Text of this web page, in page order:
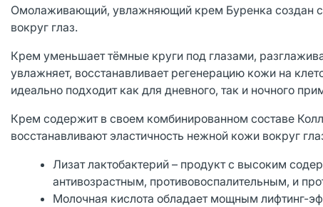
Омолаживающий, увлажняющий крем Буренка создан
вокруг глаз.
Крем уменьшает тёмные круги под глазами,
увлажняет, восстанавливает регенерацию кожи на
идеально подходит как для дневного, так и ночного
Крем содержит в своем комбинированном составе
восстанавливают эластичность нежной кожи вокруг
Лизат лактобактерий – продукт с высоким
антивозрастным, противовоспалительным, и
Молочная кислота обладает мощным лифтинг-